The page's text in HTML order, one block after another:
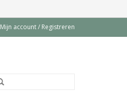
Mijn account / Registreren